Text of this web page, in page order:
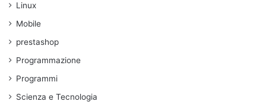
Linux
Mobile
prestashop
Programmazione
Programmi
Scienza e Tecnologia